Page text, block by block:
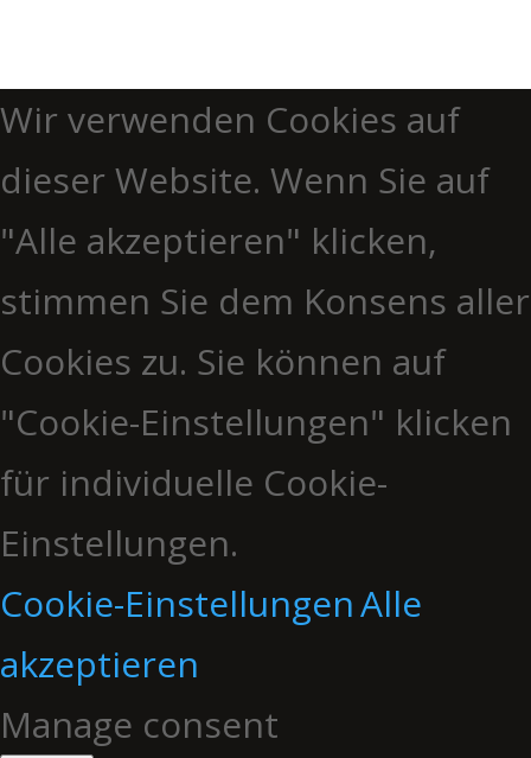
Wir verwenden Cookies auf
dieser Website. Wenn Sie auf
"Alle akzeptieren" klicken,
stimmen Sie dem Konsens aller
Cookies zu. Sie können auf
"Cookie-Einstellungen" klicken
für individuelle Cookie-
Einstellungen.
Cookie-EinstellungenAlle
akzeptieren
Manage consent